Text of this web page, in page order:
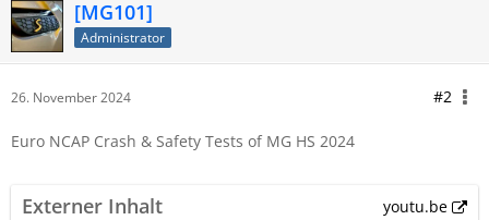
[MG101]
Administrator
26. November 2024 #2
Euro NCAP Crash & Safety Tests of MG HS 2024
Externer Inhalt
youtu.be